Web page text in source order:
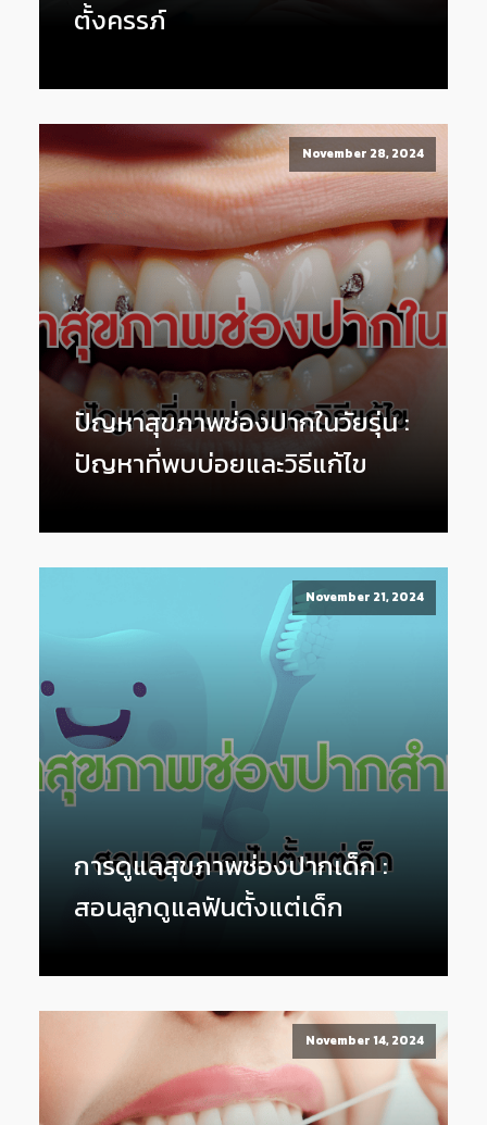
ตั้งครรภ์
November 28, 2024
ปัญหาสุขภาพช่องปากในวัยรุ่น :
ปัญหาที่พบบ่อยและวิธีแก้ไข
November 21, 2024
การดูแลสุขภาพช่องปากเด็ก :
สอนลูกดูแลฟันตั้งแต่เด็ก
November 14, 2024